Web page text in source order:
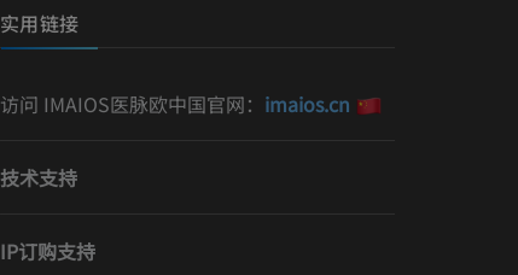
实用链接
访问 IMAIOS医脉欧中国官网： imaios.cn
技术支持
IP订购支持